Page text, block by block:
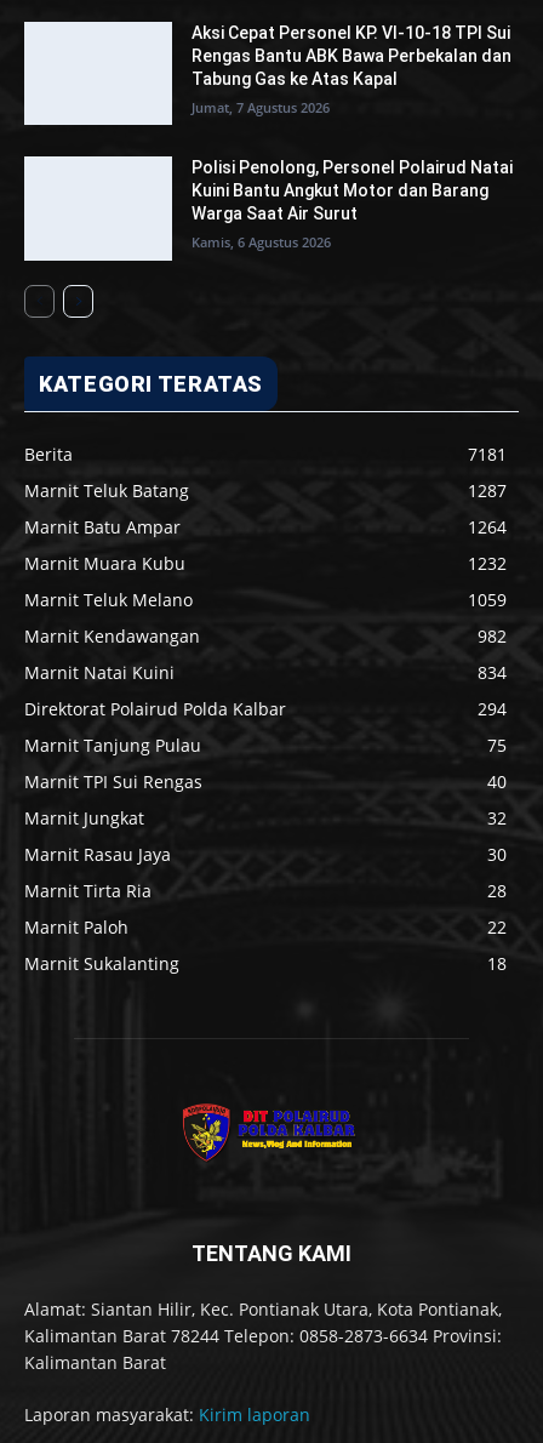
Aksi Cepat Personel KP. VI-10-18 TPI Sui
Rengas Bantu ABK Bawa Perbekalan dan
Tabung Gas ke Atas Kapal
Jumat, 7 Agustus 2026
Polisi Penolong, Personel Polairud Natai
Kuini Bantu Angkut Motor dan Barang
Warga Saat Air Surut
Kamis, 6 Agustus 2026
KATEGORI TERATAS
Berita
7181
Marnit Teluk Batang
1287
Marnit Batu Ampar
1264
Marnit Muara Kubu
1232
Marnit Teluk Melano
1059
Marnit Kendawangan
982
Marnit Natai Kuini
834
Direktorat Polairud Polda Kalbar
294
Marnit Tanjung Pulau
75
Marnit TPI Sui Rengas
40
Marnit Jungkat
32
Marnit Rasau Jaya
30
Marnit Tirta Ria
28
Marnit Paloh
22
Marnit Sukalanting
18
TENTANG KAMI
Alamat: Siantan Hilir, Kec. Pontianak Utara, Kota Pontianak,
Kalimantan Barat 78244 Telepon: 0858-2873-6634 Provinsi:
Kalimantan Barat
Laporan masyarakat: Kirim laporan